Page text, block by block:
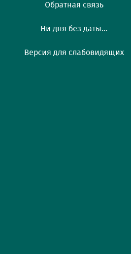
Обратная связь
Ни дня без даты...
Версия для слабовидящих